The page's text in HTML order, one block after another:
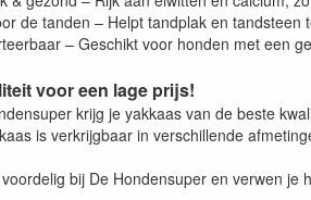
de tanden – Helpt tandplak en tandsteen
– Geschikt voor honden met een
voor een lage prijs!
krijg je yakkaas van de beste
is verkrijgbaar in verschillende
bij De Hondensuper en verwen je